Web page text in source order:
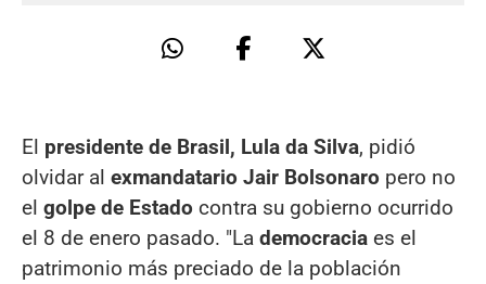
El presidente de Brasil, Lula da Silva, pidió
olvidar al exmandatario Jair Bolsonaro pero no
el golpe de Estado contra su gobierno ocurrido
el 8 de enero pasado. "La democracia es el
patrimonio más preciado de la población